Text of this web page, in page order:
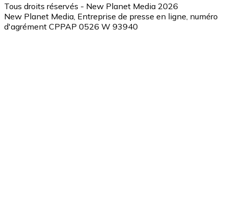
Tous droits réservés - New Planet Media 2026
New Planet Media, Entreprise de presse en ligne, numéro
d'agrément CPPAP 0526 W 93940